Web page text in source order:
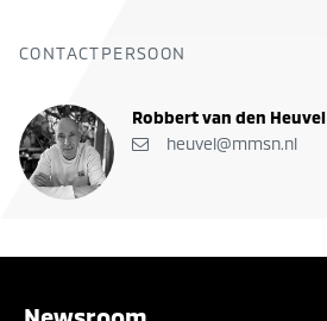
CONTACTPERSOON
Robbert van den Heuvel
heuvel@mmsn.nl